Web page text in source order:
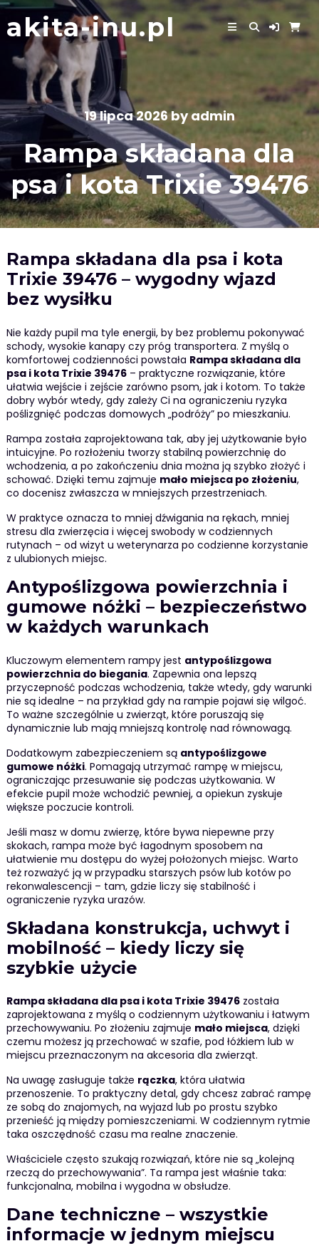
Skip
to
content
akita-inu.pl
19 lipca 2026byadmin
Rampa składana dla
psa i kota Trixie 39476
Rampa składana dla psa i kota
Trixie 39476 – wygodny wjazd
bez wysiłku
Nie każdy pupil ma tyle energii, by bez problemu pokonywać
schody, wysokie kanapy czy próg transportera. Z myślą o
komfortowej codzienności powstała Rampa składana dla
psa i kota Trixie 39476– praktyczne rozwiązanie, które
ułatwia wejście i zejście zarówno psom, jak i kotom. To także
dobry wybór wtedy, gdy zależy Ci na ograniczeniu ryzyka
poślizgnięć podczas domowych „podróży” po mieszkaniu.
Rampa została zaprojektowana tak, aby jej użytkowanie było
intuicyjne. Po rozłożeniu tworzy stabilną powierzchnię do
wchodzenia, a po zakończeniu dnia można ją szybko złożyć i
schować. Dzięki temu zajmuje mało miejsca po złożeniu,
co docenisz zwłaszcza w mniejszych przestrzeniach.
W praktyce oznacza to mniej dźwigania na rękach, mniej
stresu dla zwierzęcia i więcej swobody w codziennych
rutynach – od wizyt u weterynarza po codzienne korzystanie
z ulubionych miejsc.
Antypoślizgowa powierzchnia i
gumowe nóżki – bezpieczeństwo
w każdych warunkach
Kluczowym elementem rampy jest antypoślizgowa
powierzchnia do biegania. Zapewnia ona lepszą
przyczepność podczas wchodzenia, także wtedy, gdy warunki
nie są idealne – na przykład gdy na rampie pojawi się wilgoć.
To ważne szczególnie u zwierząt, które poruszają się
dynamicznie lub mają mniejszą kontrolę nad równowagą.
Dodatkowym zabezpieczeniem są antypoślizgowe
gumowe nóżki. Pomagają utrzymać rampę w miejscu,
ograniczając przesuwanie się podczas użytkowania. W
efekcie pupil może wchodzić pewniej, a opiekun zyskuje
większe poczucie kontroli.
Jeśli masz w domu zwierzę, które bywa niepewne przy
skokach, rampa może być łagodnym sposobem na
ułatwienie mu dostępu do wyżej położonych miejsc. Warto
też rozważyć ją w przypadku starszych psów lub kotów po
rekonwalescencji – tam, gdzie liczy się stabilność i
ograniczenie ryzyka urazów.
Składana konstrukcja, uchwyt i
mobilność – kiedy liczy się
szybkie użycie
Rampa składana dla psa i kota Trixie 39476została
zaprojektowana z myślą o codziennym użytkowaniu i łatwym
przechowywaniu. Po złożeniu zajmuje mało miejsca, dzięki
czemu możesz ją przechować w szafie, pod łóżkiem lub w
miejscu przeznaczonym na akcesoria dla zwierząt.
Na uwagę zasługuje także rączka, która ułatwia
przenoszenie. To praktyczny detal, gdy chcesz zabrać rampę
ze sobą do znajomych, na wyjazd lub po prostu szybko
przenieść ją między pomieszczeniami. W codziennym rytmie
taka oszczędność czasu ma realne znaczenie.
Właściciele często szukają rozwiązań, które nie są „kolejną
rzeczą do przechowywania”. Ta rampa jest właśnie taka:
funkcjonalna, mobilna i wygodna w obsłudze.
Dane techniczne – wszystkie
informacje w jednym miejscu